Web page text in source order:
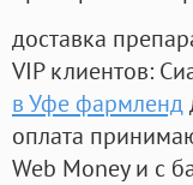
доставка
VIP клиентов:
в Уфе фармленд
оплата
Web Money и с